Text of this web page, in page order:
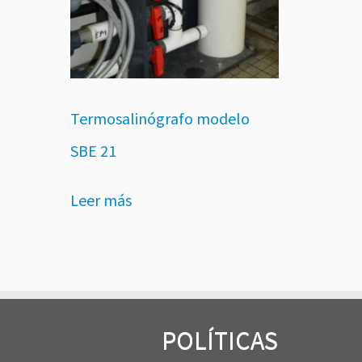
Termosalinógrafo modelo
SBE 21
Leer más
POLÍTICAS